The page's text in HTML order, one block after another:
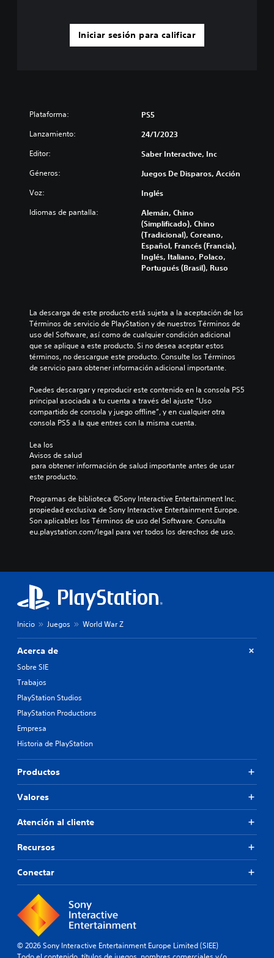
Iniciar sesión para calificar
Plataforma: PS5
Lanzamiento: 24/1/2023
Editor: Saber Interactive, Inc
Géneros: Juegos De Disparos, Acción
Voz: Inglés
Idiomas de pantalla:
Alemán, Chino
(Simplificado), Chino
(Tradicional), Coreano,
Español, Francés (Francia),
Inglés, Italiano, Polaco,
Portugués (Brasil), Ruso
La descarga de este producto está sujeta a la aceptación de los
Términos de servicio de PlayStation y de nuestros Términos de
uso del Software, así como de cualquier condición adicional
que se aplique a este producto. Si no desea aceptar estos
términos, no descargue este producto. Consulte los Términos
de servicio para obtener información adicional importante.
Puedes descargar y reproducir este contenido en la consola PS5
principal asociada a tu cuenta a través del ajuste “Uso
compartido de consola y juego offline”, y en cualquier otra
consola PS5 a la que entres con la misma cuenta.
Lea los
Avisos de salud
este producto.
Programas de biblioteca ©Sony Interactive Entertainment Inc.
propiedad exclusiva de Sony Interactive Entertainment Europe.
Son aplicables los Términos de uso del Software. Consulta
eu.playstation.com/legal para ver todos los derechos de uso.
Inicio Juegos World War Z
Acerca de
Sobre SIE
Trabajos
PlayStation Studios
PlayStation Productions
Empresa
Historia de PlayStation
Productos
Valores
Atención al cliente
Recursos
Conectar
© 2026 Sony Interactive Entertainment Europe Limited (SIEE)